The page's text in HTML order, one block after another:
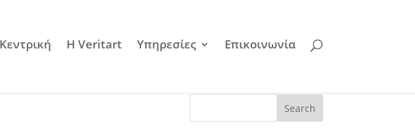
Κεντρική Η Veritart Υπηρεσίες Επικοινωνία